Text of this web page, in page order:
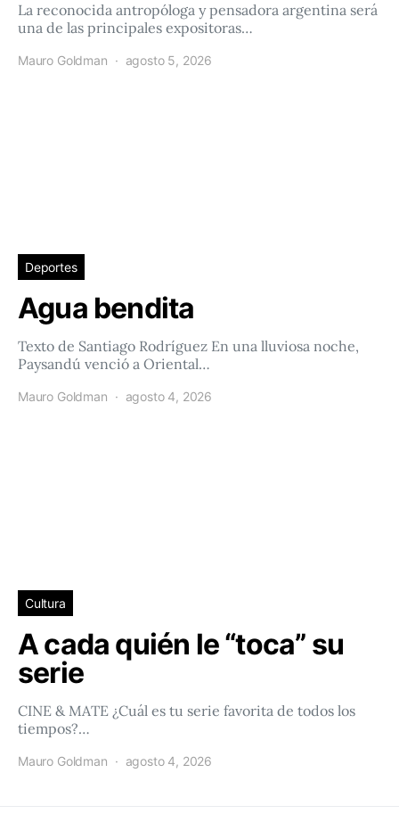
La reconocida antropóloga y pensadora argentina será
una de las principales expositoras…
Mauro Goldman agosto 5, 2026
Deportes
Agua bendita
Texto de Santiago Rodríguez En una lluviosa noche,
Paysandú venció a Oriental…
Mauro Goldman agosto 4, 2026
Cultura
A cada quién le “toca” su
serie
CINE & MATE ¿Cuál es tu serie favorita de todos los
tiempos?…
Mauro Goldman agosto 4, 2026